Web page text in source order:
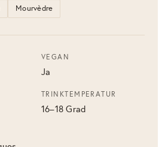
Mourvèdre
VEGAN
Ja
TRINKTEMPERATUR
16–18 Grad